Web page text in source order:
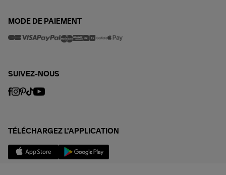
MODE DE PAIEMENT
SUIVEZ-NOUS
TÉLÉCHARGEZ L'APPLICATION